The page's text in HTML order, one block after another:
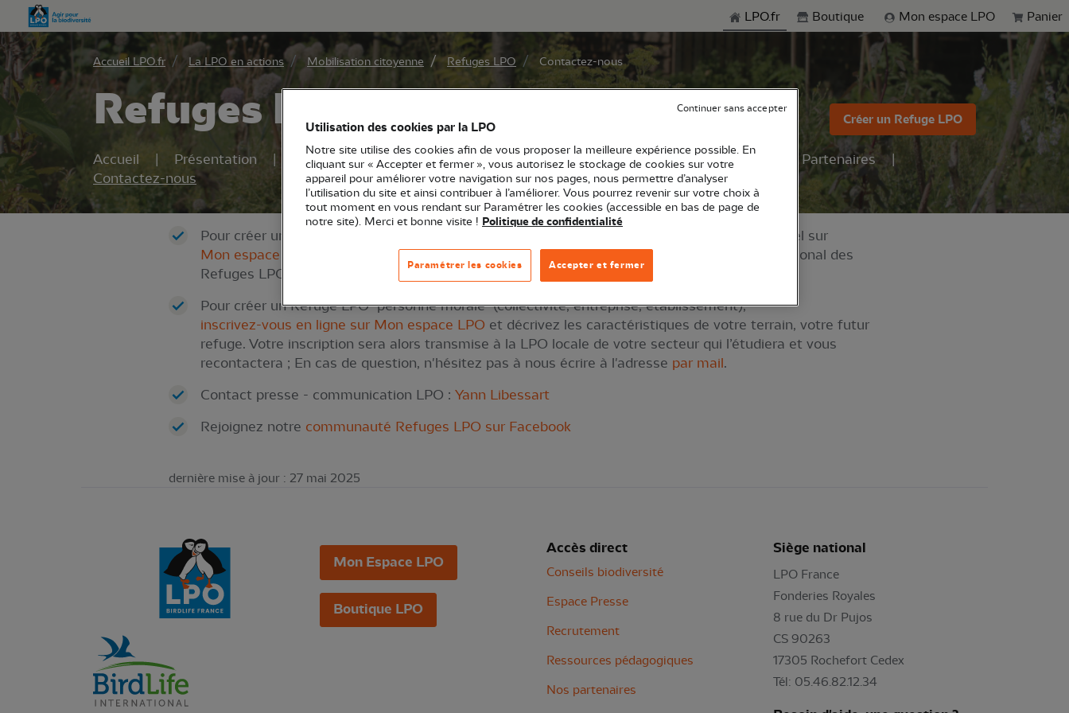
Aller à la rechercheLPO.fr Boutique Mon espace LPO Panier
Accueil LPO.fr La LPO en actions Mobilisation citoyenne Refuges LPO Contactez-nous
Refuges LPO Créer un Refuge LPO
Accueil Présentation Les 15 gestes Refuges Conseils Refuges Refuges remarquables
Partenaires
Contactez-nous
Pour créer un Refuge LPO dans votre jardin ou sur votre balcon, créez votre espace personnel sur
Mon espace LPO
et inscrivez-vous en ligne. Si vous avez une question sur le programme national des
Refuges LPO, les équipes sont à votre écoute
ou tél. : 05 46 82 12 31
Pour créer un Refuge LPO "personne morale" (collectivité, entreprise, établissement),
inscrivez-vous en ligne sur Mon espace LPO et décrivez les caractéristiques de votre terrain, votre futur
refuge. Votre inscription sera alors transmise à la LPO locale de votre secteur qui l’étudiera et vous
recontactera ; En cas de question, n'hésitez pas à nous écrire à l'adresse par mail.
Contact presse - communication LPO : Yann Libessart
Rejoignez notre communauté Refuges LPO sur Facebook
dernière mise à jour : 27 mai 2025
Mon Espace LPO
Boutique LPO
Accès direct
Conseils biodiversité
Espace Presse
Recrutement
Ressources pédagogiques
Nos partenaires
Siège national
LPO France
Fonderies Royales
8 rue du Dr Pujos
CS 90263
17305 Rochefort Cedex
Tél: 05.46.82.12.34
Utilisation des cookies par la LPO
Notre site utilise des cookies afin de vous proposer la meilleure expérience possible. En
cliquant sur « Accepter et fermer », vous autorisez le stockage de cookies sur votre
appareil pour améliorer votre navigation sur nos pages, nous permettre d’analyser
l’utilisation du site et ainsi contribuer à l’améliorer. Vous pourrez revenir sur votre choix à
tout moment en vous rendant sur Paramétrer les cookies (accessible en bas de page de
notre site). Merci et bonne visite ! Politique de confidentialité
Accepter et fermer
Paramétrer les cookies
Continuer sans accepter